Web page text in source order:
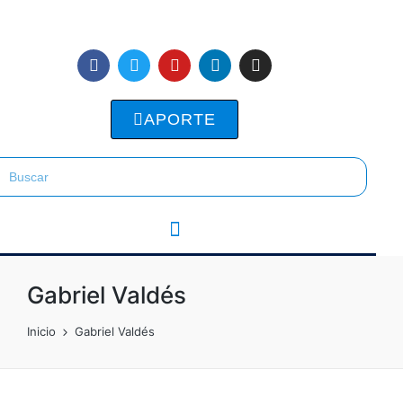
APORTE
Gabriel Valdés
Inicio Gabriel Valdés